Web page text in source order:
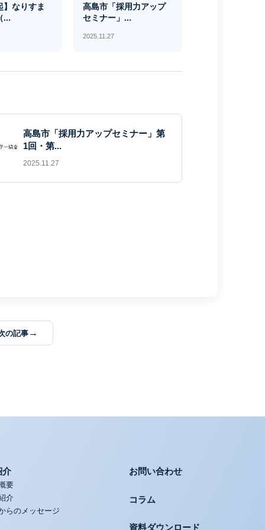
】なりすま
...
高島市「採用力アップ
セミナー」...
2025.11.27
高島市「採用力アップセミナー」第
1回・第...
2025.11.27
の記事 →
介
要
介
らのメッセージ
お問い合わせ
コラム
資料ダウンロード